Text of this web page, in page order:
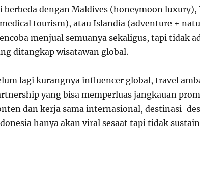
berbeda dengan Maldives (honeymoon luxury),
tourism), atau Islandia (adventure +
menjual semuanya sekaligus, tapi tidak
ditangkap wisatawan global.
lagi kurangnya influencer global, travel
yang bisa memperluas jangkauan
dan kerja sama internasional, destinasi-
hanya akan viral sesaat tapi tidak